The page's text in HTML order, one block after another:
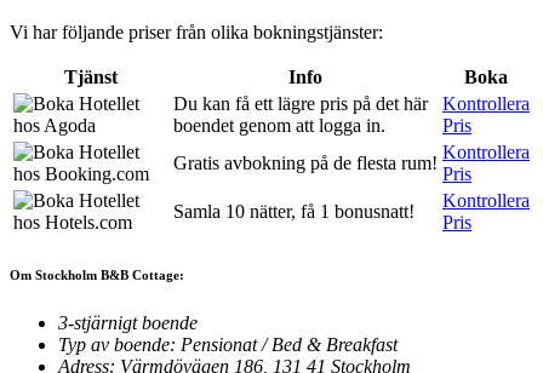
Vi har följande priser från olika bokningstjänster:
Tjänst Info
Boka
Du kan få ett lägre pris på det här
boendet genom att logga in.
Kontrollera
Pris
Gratis avbokning på de flesta rum!
Kontrollera
Pris
Samla 10 nätter, få 1 bonusnatt!
Kontrollera
Pris
Om Stockholm B&B Cottage:
3-stjärnigt boende
Typ av boende: Pensionat / Bed & Breakfast
Adress: Värmdövägen 186, 131 41 Stockholm